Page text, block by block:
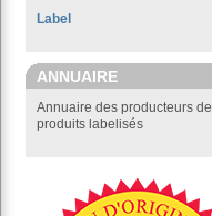
Label
ANNUAIRE
Annuaire des producteurs de
produits labelisés